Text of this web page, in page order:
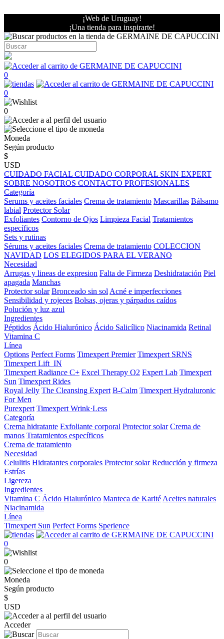
¡Web de Uruguay!
¡Una tienda para inspirarte!
0
0
0
Moneda
Según producto
$
USD
CUIDADO FACIAL CUIDADO CORPORAL SKIN EXPERT
SOBRE NOSOTROS CONTACTO PROFESIONALES
Categoría
Serums y aceites faciales Crema de tratamiento Mascarillas Bálsamo
labial Protector Solar
Exfoliantes Contorno de Ojos Limpieza Facial Tratamientos
específicos
Sets y rutinas
Sérums y aceites faciales Crema de tratamiento COLECCION
NAVIDAD LOS ELEGIDOS PARA EL VERANO
Necesidad
Arrugas y lineas de expresion Falta de Firmeza Deshidratación Piel
apagada Manchas
Protector solar Bronceado sin sol Acné e imperfecciones
Sensibilidad y rojeces Bolsas, ojeras y párpados caídos
Polución y luz azul
Ingredientes
Péptidos Ácido Hialurónico Ácido Salicílico Niacinamida Retinal
Vitamina C
Línea
Options Perfect Forms Timexpert Premier Timexpert SRNS
Timexpert Lift_IN
Timexpert Radiance C+ Excel Therapy O2 Expert Lab Timexpert
Sun Timexpert Rides
Royal Jelly The Cleansing Expert B-Calm Timexpert Hydraluronic
For Men
Purexpert Timexpert Wrink·Less
Categoría
Crema hidratante Exfoliante corporal Protector solar Crema de
manos Tratamientos específicos
Crema de tratamiento
Necesidad
Celulitis Hidratantes corporales Protector solar Reducción y firmeza
Estrías
Ligereza
Ingredientes
Vitamina C Ácido Hialurónico Manteca de Karité Aceites naturales
Niacinamida
Línea
Timexpert Sun Perfect Forms Sperience
0
0
Moneda
Según producto
$
USD
Acceder